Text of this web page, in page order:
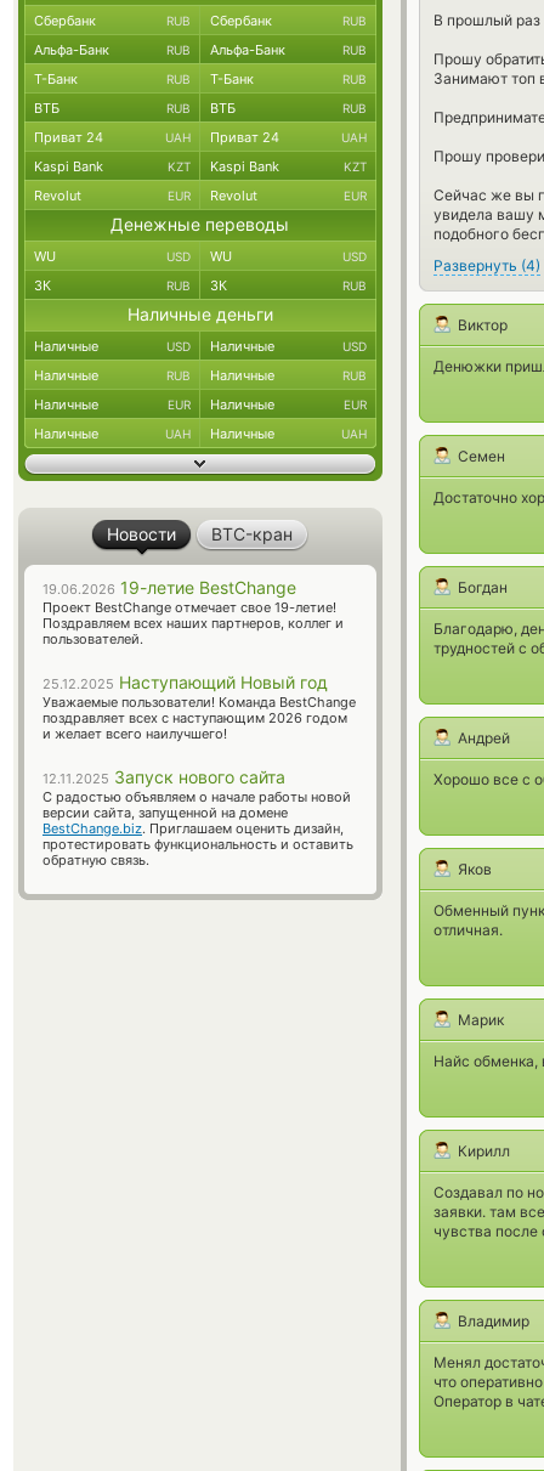
В прошлый раз
Прошу
Занимают топ
Прошу
Сейчас же вы
увидела вашу
подобного
Развернуть (4)
Виктор
Денюжки
Семен
Достаточно
Богдан
Благодарю,
трудностей с
Андрей
Хорошо все с
Яков
Обменный
отличная.
Марик
Найс обменка,
Кирилл
Создавал по
заявки. там
чувства после
Владимир
Менял
что
Оператор в
Сбербанк RUB Сбербанк RUB
Альфа-Банк RUB Альфа-Банк RUB
Т-Банк RUB Т-Банк RUB
ВТБ RUB ВТБ RUB
Приват 24 UAH Приват 24 UAH
Kaspi Bank KZT Kaspi Bank KZT
Revolut EUR Revolut EUR
Денежные переводы
WU USD WU USD
ЗК RUB ЗК RUB
Наличные деньги
Наличные USD Наличные USD
Наличные RUB Наличные RUB
Наличные EUR Наличные EUR
Наличные UAH Наличные UAH
Новости BTC-кран
19.06.2026 19-летие BestChange
Проект BestChange отмечает свое 19-летие!
Поздравляем всех наших партнеров, коллег и
пользователей.
25.12.2025 Наступающий Новый год
Уважаемые пользователи! Команда BestChange
поздравляет всех с наступающим 2026 годом
и желает всего наилучшего!
12.11.2025 Запуск нового сайта
С радостью объявляем о начале работы новой
версии сайта, запущенной на домене
BestChange.biz. Приглашаем оценить дизайн,
протестировать функциональность и оставить
обратную связь.